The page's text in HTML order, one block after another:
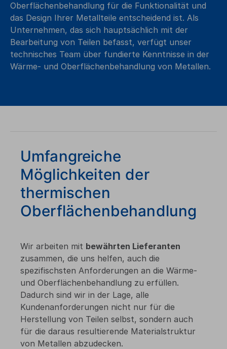
Oberflächenbehandlung für die Funktionalität und
das Design Ihrer Metallteile entscheidend ist. Als
Unternehmen, das sich hauptsächlich mit der
Bearbeitung von Teilen befasst, verfügt unser
technisches Team über fundierte Kenntnisse in der
Wärme- und Oberflächenbehandlung von Metallen.
Umfangreiche
Möglichkeiten der
thermischen
Oberflächenbehandlung
Wir arbeiten mit bewährten Lieferanten
zusammen, die uns helfen, auch die
spezifischsten Anforderungen an die Wärme-
und Oberflächenbehandlung zu erfüllen.
Dadurch sind wir in der Lage, alle
Kundenanforderungen nicht nur für die
Herstellung von Teilen selbst, sondern auch
für die daraus resultierende Materialstruktur
von Metallen abzudecken.